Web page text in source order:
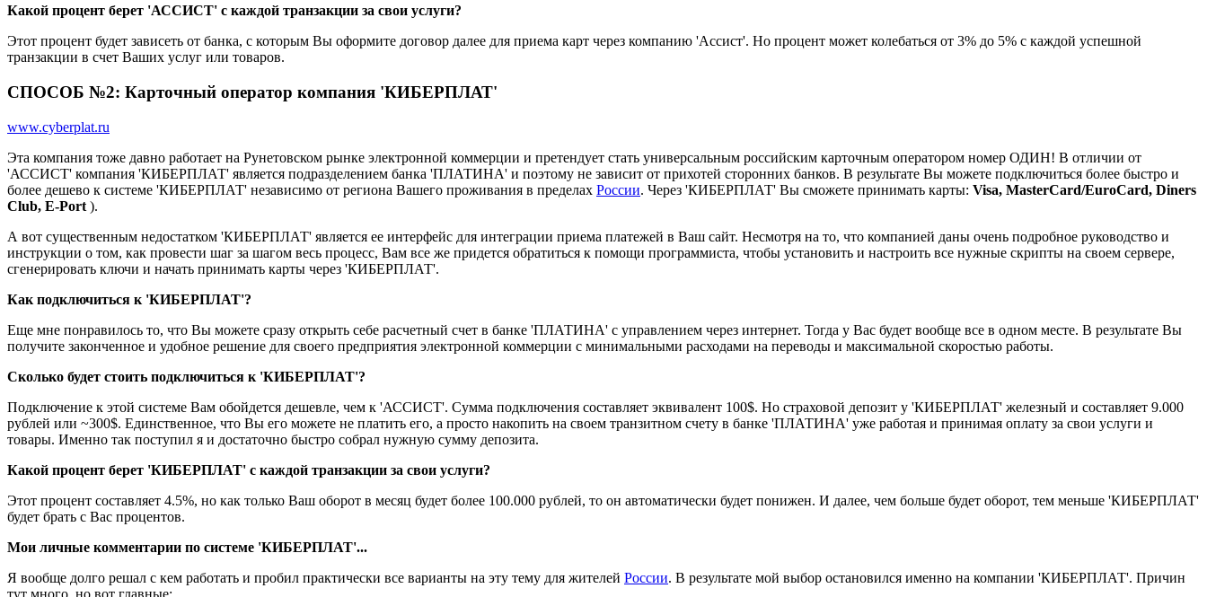
Какой процент берет 'АССИСТ' с каждой транзакции за свои услуги?
Этот процент будет зависеть от банка, с которым Вы оформите договор далее для приема карт через компанию 'Ассист'. Но процент может колебаться от 3% до 5% с каждой успешной
транзакции в счет Ваших услуг или товаров.
СПОСОБ №2: Карточный оператор компания 'КИБЕРПЛАТ'
www.cyberplat.ru
Эта компания тоже давно работает на Рунетовском рынке электронной коммерции и претендует стать универсальным российским карточным оператором номер ОДИН! В отличии от
'АССИСТ' компания 'КИБЕРПЛАТ' является подразделением банка 'ПЛАТИНА' и поэтому не зависит от прихотей сторонних банков. В результате Вы можете подключиться более быстро и
более дешево к системе 'КИБЕРПЛАТ' независимо от региона Вашего проживания в пределах России. Через 'КИБЕРПЛАТ' Вы сможете принимать карты: Visa, MasterCard/EuroCard, Diners
Club, E-Port ).
А вот существенным недостатком 'КИБЕРПЛАТ' является ее интерфейс для интеграции приема платежей в Ваш сайт. Несмотря на то, что компанией даны очень подробное руководство и
инструкции о том, как провести шаг за шагом весь процесс, Вам все же придется обратиться к помощи программиста, чтобы установить и настроить все нужные скрипты на своем сервере,
сгенерировать ключи и начать принимать карты через 'КИБЕРПЛАТ'.
Как подключиться к 'КИБЕРПЛАТ'?
Еще мне понравилось то, что Вы можете сразу открыть себе расчетный счет в банке 'ПЛАТИНА' с управлением через интернет. Тогда у Вас будет вообще все в одном месте. В результате Вы
получите законченное и удобное решение для своего предприятия электронной коммерции с минимальными расходами на переводы и максимальной скоростью работы.
Сколько будет стоить подключиться к 'КИБЕРПЛАТ'?
Подключение к этой системе Вам обойдется дешевле, чем к 'АССИСТ'. Сумма подключения составляет эквивалент 100$. Но страховой депозит у 'КИБЕРПЛАТ' железный и составляет 9.000
рублей или ~300$. Единственное, что Вы его можете не платить его, а просто накопить на своем транзитном счету в банке 'ПЛАТИНА' уже работая и принимая оплату за свои услуги и
товары. Именно так поступил я и достаточно быстро собрал нужную сумму депозита.
Какой процент берет 'КИБЕРПЛАТ' с каждой транзакции за свои услуги?
Этот процент составляет 4.5%, но как только Ваш оборот в месяц будет более 100.000 рублей, то он автоматически будет понижен. И далее, чем больше будет оборот, тем меньше 'КИБЕРПЛАТ'
будет брать с Вас процентов.
Мои личные комментарии по системе 'КИБЕРПЛАТ'...
Я вообще долго решал с кем работать и пробил практически все варианты на эту тему для жителей России. В результате мой выбор остановился именно на компании 'КИБЕРПЛАТ'. Причин
тут много, но вот главные: